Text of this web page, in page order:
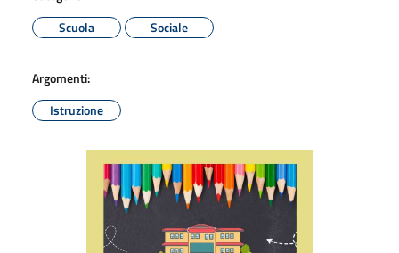
Scuola
Sociale
Argomenti:
Istruzione